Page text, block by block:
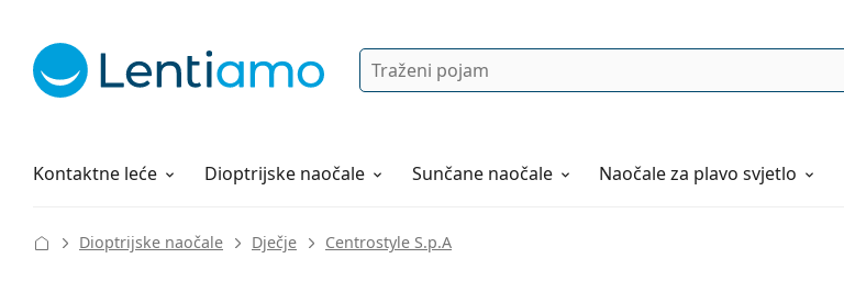
Pretraga
Kontaktne leće
Otopine za leće Dioptrijske naočale Sunčane naočale Naočaleza plavo svjetlo
Sve o kupovini
Dioptrijske naočale Dječje Centrostyle S.p.A